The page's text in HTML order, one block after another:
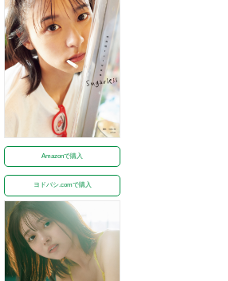
Amazonで購入
ヨドバシ.comで購入